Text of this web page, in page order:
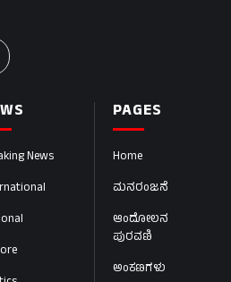
PAGES
Home
ಮನರಂಜನೆ
ಆಂದೋಲನ
ಪುರವಣಿ
ಅಂಕಣಗಳು
News